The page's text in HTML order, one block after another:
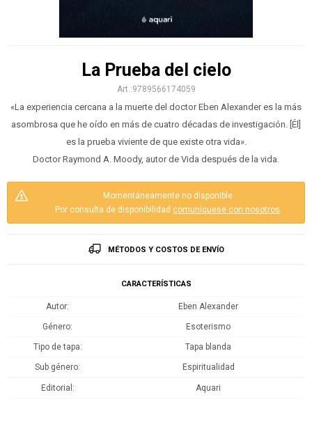
La Prueba del cielo
9789566174059
«La experiencia cercana a la muerte del doctor Eben Alexander es la más
asombrosa que he oído en más de cuatro décadas de investigación. [Él]
es la prueba viviente de que existe otra vida».
Doctor Raymond A. Moody, autor de Vida después de la vida.
Momentáneamente no disponible.
Por consulta de disponibilidad comuníquese con nosotros.
MÉTODOS Y COSTOS DE ENVÍO
CARACTERÍSTICAS
Autor Eben Alexander
Género Esoterismo
Tipo de tapa Tapa blanda
Sub género Espiritualidad
Editorial Aquari